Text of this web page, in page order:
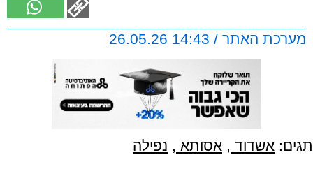
מערכת האתר / 14:43 26.05.26
תגים: אשדוד , אסותא , נפילה